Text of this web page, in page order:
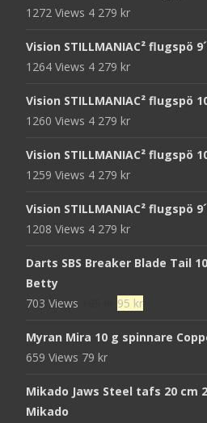
1272 Views 4 279 kr
Vision STILLMANIAC² flugspö
1264 Views 4 279 kr
Vision STILLMANIAC² flugspö
1260 Views 4 279 kr
Vision STILLMANIAC² flugspö
1259 Views 4 279 kr
Vision STILLMANIAC² flugspö
1208 Views 4 279 kr
Darts SBS Breaker Blade Tail
Betty
703 Views
Det
priset
95 krDet
priset
Myran Mira 10 g spinnare
659 Views 79 kr
Mikado Jaws Steel tafs 20 cm
Mikado